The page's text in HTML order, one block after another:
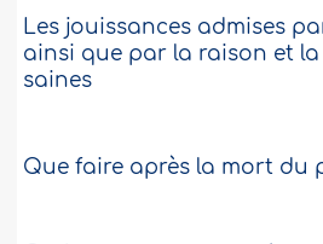
Les jouissances admises
ainsi que par la raison et
saines
Que faire après la mort du